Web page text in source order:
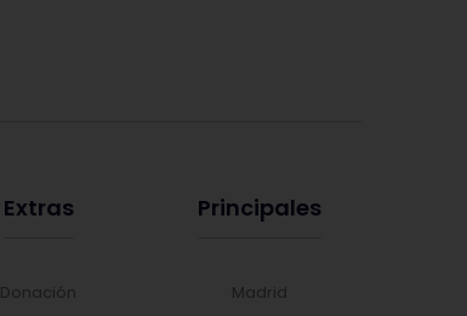
Extras
Donación
Principales
Madrid